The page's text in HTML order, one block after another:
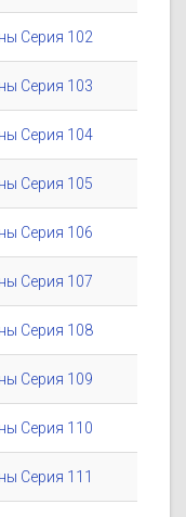
Серия 102
Серия 103
Серия 104
Серия 105
Серия 106
Серия 107
Серия 108
Серия 109
Серия 110
Серия 111